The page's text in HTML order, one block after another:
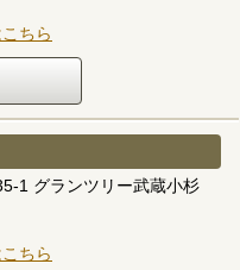
ちら
1 グランツリー武蔵小杉
ちら